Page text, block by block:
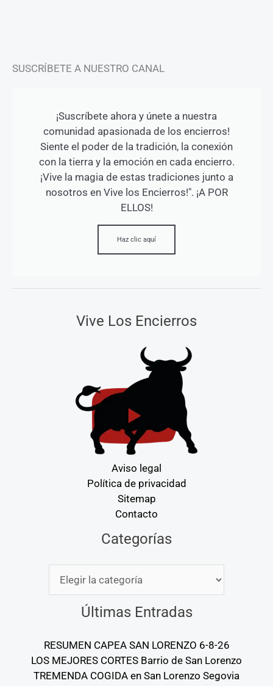
SUSCRÍBETE A NUESTRO CANAL
¡Suscríbete ahora y únete a nuestra
comunidad apasionada de los encierros!
Siente el poder de la tradición, la conexión
con la tierra y la emoción en cada encierro.
¡Vive la magia de estas tradiciones junto a
nosotros en Vive los Encierros!". ¡A POR
ELLOS!
Haz clic aquí
Vive Los Encierros
Aviso legal
Política de privacidad
Sitemap
Contacto
Categorías
Últimas Entradas
RESUMEN CAPEA SAN LORENZO 6-8-26
LOS MEJORES CORTES Barrio de San Lorenzo
TREMENDA COGIDA en San Lorenzo Segovia